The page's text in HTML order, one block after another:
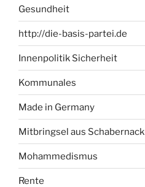
Gesundheit
http://die-basis-partei.de
Innenpolitik Sicherheit
Kommunales
Made in Germany
Mitbringsel aus Schabernack
Mohammedismus
Rente